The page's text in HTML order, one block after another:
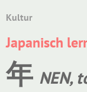
Kultur
Japanisch
年 NEN,